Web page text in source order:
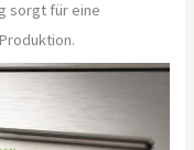
sorgt für eine